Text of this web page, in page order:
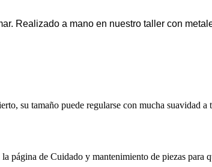
Realizado a mano en nuestro taller con
su tamaño puede regularse con mucha suavidad
de Cuidado y mantenimiento de piezas para